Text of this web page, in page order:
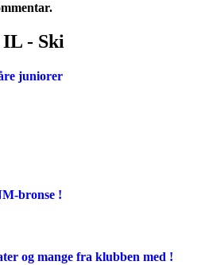
IL - Ski
juniorer
bronse !
og mange fra klubben med !